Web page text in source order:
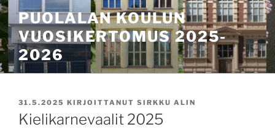
Siirry
sisältöönPUOLALAN KOULUN
VUOSIKERTOMUS 2025-
2026
JULKAISTU
31.5.2025 KIRJOITTANUT SIRKKU ALIN
Kielikarnevaalit 2025